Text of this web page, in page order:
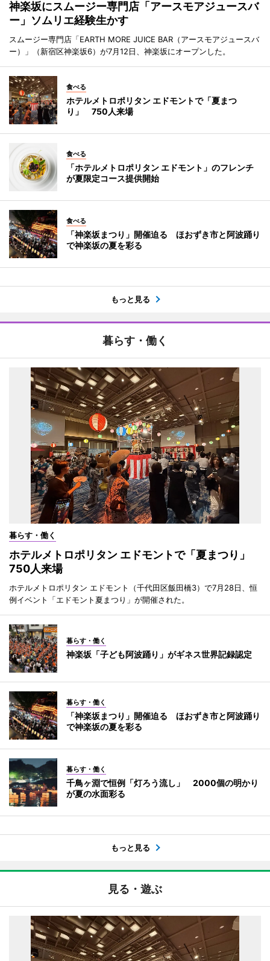
神楽坂にスムージー専門店「アースモアジュースバ
ー」ソムリエ経験生かす
スムージー専門店「EARTH MORE JUICE BAR（アースモアジュースバ
ー）」（新宿区神楽坂6）が7月12日、神楽坂にオープンした。
食べる
ホテルメトロポリタン エドモントで「夏まつ
り」 750人来場
食べる
「ホテルメトロポリタン エドモント」のフレンチ
が夏限定コース提供開始
食べる
「神楽坂まつり」開催迫る ほおずき市と阿波踊り
で神楽坂の夏を彩る
もっと見る
暮らす・働く
暮らす・働く
ホテルメトロポリタン エドモントで「夏まつり」
750人来場
ホテルメトロポリタン エドモント（千代田区飯田橋3）で7月28日、恒
例イベント「エドモント夏まつり」が開催された。
暮らす・働く
神楽坂「子ども阿波踊り」がギネス世界記録認定
暮らす・働く
「神楽坂まつり」開催迫る ほおずき市と阿波踊り
で神楽坂の夏を彩る
暮らす・働く
千鳥ヶ淵で恒例「灯ろう流し」 2000個の明かり
が夏の水面彩る
もっと見る
見る・遊ぶ